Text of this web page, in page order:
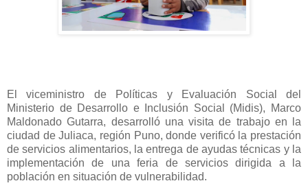
El viceministro de Políticas y Evaluación Social del
Ministerio de Desarrollo e Inclusión Social (Midis), Marco
Maldonado Gutarra, desarrolló una visita de trabajo en la
ciudad de Juliaca, región Puno, donde verificó la prestación
de servicios alimentarios, la entrega de ayudas técnicas y la
implementación de una feria de servicios dirigida a la
población en situación de vulnerabilidad.